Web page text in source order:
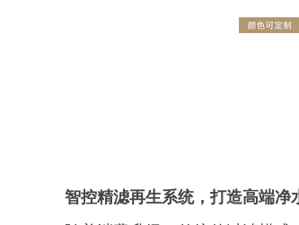
智控精滤再生系统，打造高端净